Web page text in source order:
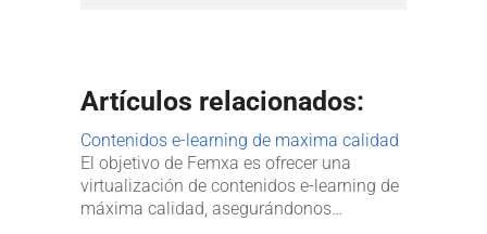
Artículos relacionados:
Contenidos e-learning de maxima calidad
El objetivo de Femxa es ofrecer una
virtualización de contenidos e-learning de
máxima calidad, asegurándonos…